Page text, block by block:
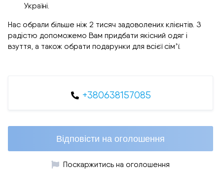
Україні.
Нас обрали більше ніж 2 тисяч задоволених клієнтів. З
радістю допоможемо Вам придбати якісний одяг і
взуття, а також обрати подарунки для всієї сімʼї.
+380638157085
Відповісти на оголошення
Поскаржитись на оголошення